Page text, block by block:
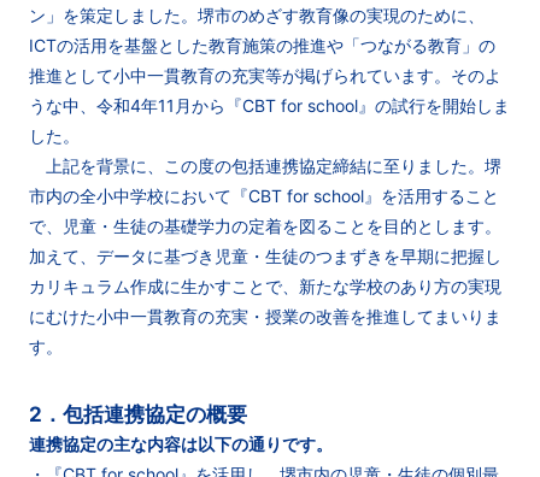
ン」を策定しました。堺市のめざす教育像の実現のために、
ICTの活用を基盤とした教育施策の推進や「つながる教育」の
推進として小中一貫教育の充実等が掲げられています。そのよ
うな中、令和4年11月から『CBT for school』の試行を開始しま
した。
上記を背景に、この度の包括連携協定締結に至りました。堺
市内の全小中学校において『CBT for school』を活用すること
で、児童・生徒の基礎学力の定着を図ることを目的とします。
加えて、データに基づき児童・生徒のつまずきを早期に把握し
カリキュラム作成に生かすことで、新たな学校のあり方の実現
にむけた小中一貫教育の充実・授業の改善を推進してまいりま
す。
2．包括連携協定の概要
連携協定の主な内容は以下の通りです。